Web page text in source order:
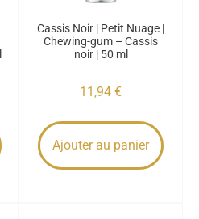
Cassis Noir | Petit Nuage |
Chewing-gum – Cassis
noir | 50 ml
11,94 €
Ajouter au panier